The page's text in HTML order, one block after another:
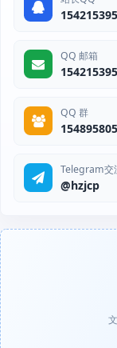
154215395
QQ 邮箱
QQ 群
154895805
Telegram交
@hzjcp